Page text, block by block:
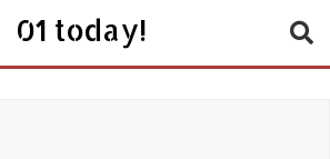
01 today!